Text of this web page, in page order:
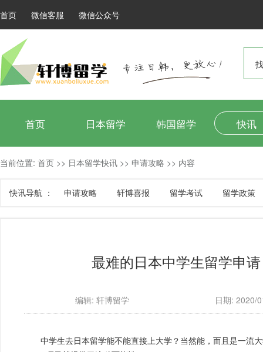
首页 微信客服 微信公众号
首页 日本留学 韩国留学 快讯
当前位置: 首页 >> 日本留学快讯 >> 申请攻略 >> 内容
快讯导航 ： 申请攻略 轩博喜报 留学考试 留学政策
最难的日本中学生留学申
编辑: 轩博留学 日期: 2020/
中学生去日本留学能不能直接上大学？当然能，而且是一流